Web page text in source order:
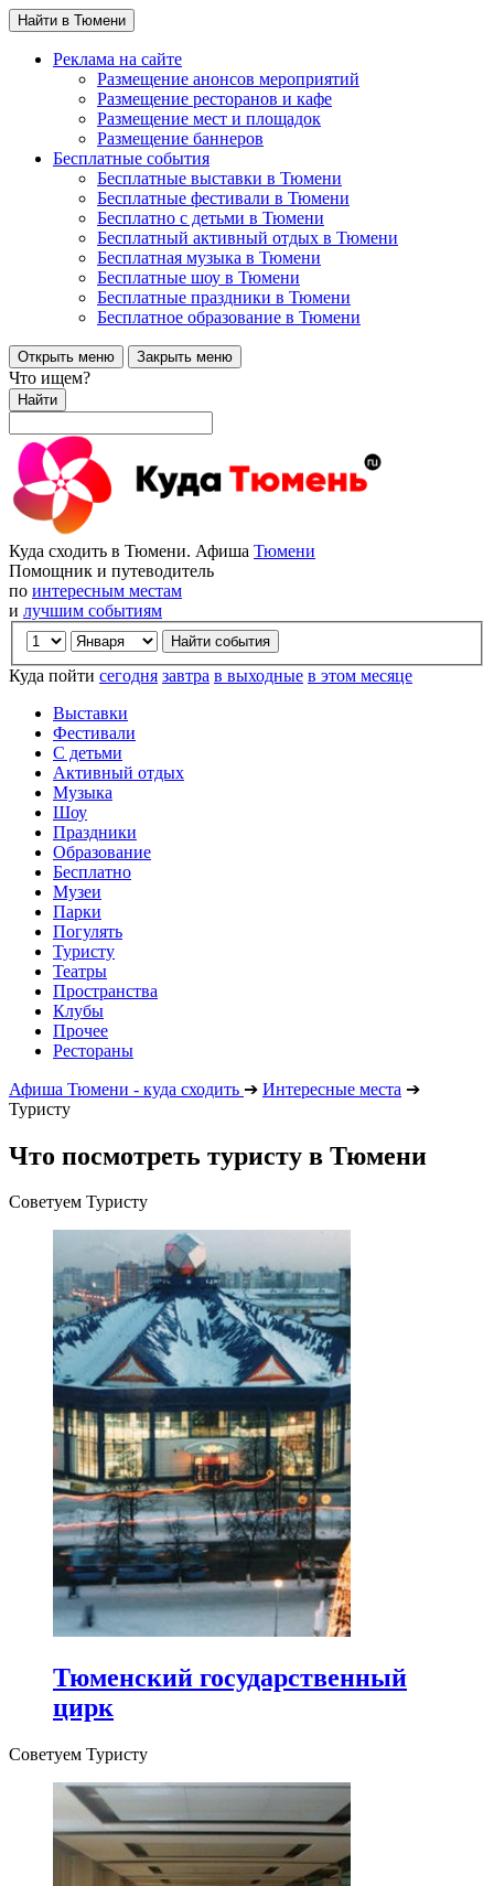
Найти в Тюмени
Реклама на сайте
Размещение анонсов мероприятий
Размещение ресторанов и кафе
Размещение мест и площадок
Размещение баннеров
Бесплатные события
Бесплатные выставки в Тюмени
Бесплатные фестивали в Тюмени
Бесплатно с детьми в Тюмени
Бесплатный активный отдых в Тюмени
Бесплатная музыка в Тюмени
Бесплатные шоу в Тюмени
Бесплатные праздники в Тюмени
Бесплатное образование в Тюмени
Открыть меню Закрыть меню
Что ищем?
Найти
Куда сходить в Тюмени. Афиша Тюмени
Помощник и путеводитель
по интересным местам
и лучшим событиям
Куда пойти сегодня завтра в выходные в этом месяце
Выставки
Фестивали
С детьми
Активный отдых
Музыка
Шоу
Праздники
Образование
Бесплатно
Музеи
Парки
Погулять
Туристу
Театры
Пространства
Клубы
Прочее
Рестораны
Афиша Тюмени - куда сходить ➔ Интересные места ➔
Туристу
Что посмотреть туристу в Тюмени
Советуем Туристу
Тюменский государственный
цирк
Советуем Туристу